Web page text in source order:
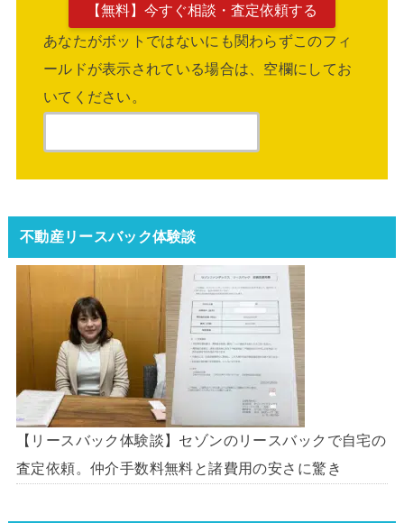
あなたがボットではないにも関わらずこのフィ
ールドが表示されている場合は、空欄にしてお
いてください。
不動産リースバック体験談
【リースバック体験談】セゾンのリースバックで自宅の
査定依頼。仲介手数料無料と諸費用の安さに驚き